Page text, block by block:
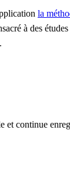
la
à des
et continue